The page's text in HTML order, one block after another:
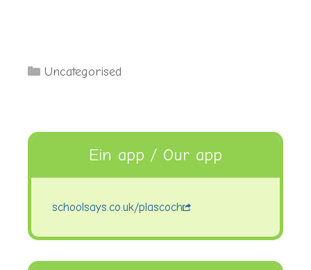
Categories
Uncategorised
Ein app / Our app
schoolsays.co.uk/plascoch